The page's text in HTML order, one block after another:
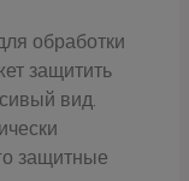
обработки
защитить
вид.
защитные